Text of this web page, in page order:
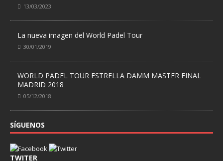
13/03/2023
La nueva imagen del World Padel Tour
30/01/2019
WORLD PADEL TOUR ESTRELLA DAMM MASTER FINAL
MADRID 2018
05/12/2018
SÍGUENOS
TWITER